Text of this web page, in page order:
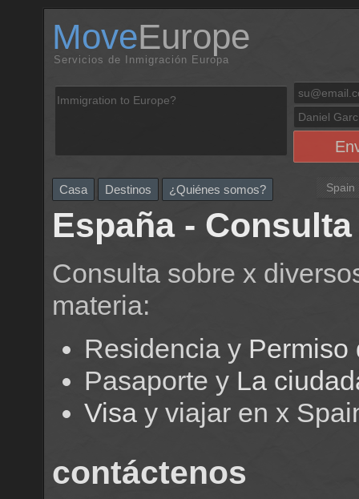
MoveEurope
Servicios de Inmigración Europa
Casa Destinos ¿Quiénes somos? Spain
España - Consulta
Consulta sobre x
materia:
Residencia y Permiso
Pasaporte y La
Visa y viajar en x
contáctenos